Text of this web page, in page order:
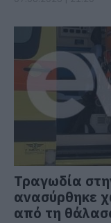
Τραγωδία
ανασύρθηκε
από τη